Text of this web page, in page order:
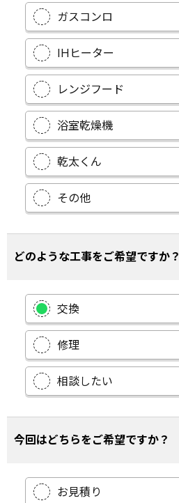
ガスコンロ
IHヒーター
レンジフード
浴室乾燥機
乾太くん
その他
どのような工事をご希望ですか？
交換
修理
相談したい
今回はどちらをご希望ですか？
お見積り